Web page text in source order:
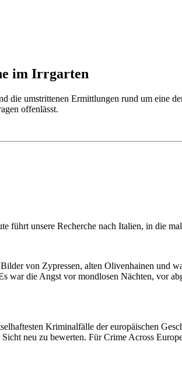
im Irrgarten
die umstrittenen Ermittlungen rund um eine
offenlässt.
führt unsere Recherche nach Italien, in die
von Zypressen, alten Olivenhainen und
war die Angst vor mondlosen Nächten, vor
Kriminalfälle der europäischen
neu zu bewerten. Für Crime Across